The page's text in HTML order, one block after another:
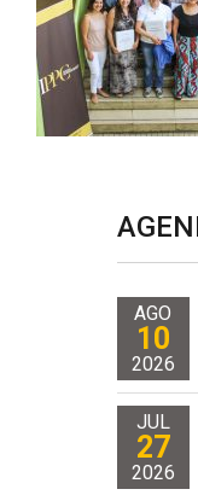
AGO
10
2026
JUL
27
2026